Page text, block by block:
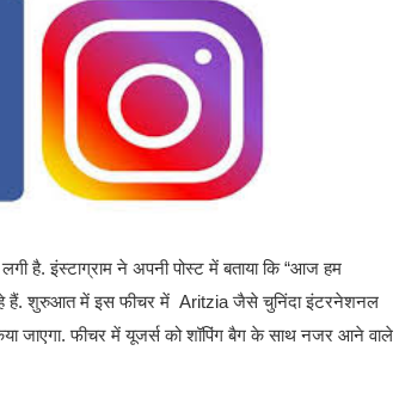
है. इंस्टाग्राम ने अपनी पोस्ट में बताया कि “आज हम
रहे हैं. शुरुआत में इस फीचर में Aritzia जैसे चुनिंदा इंटरनेशनल
जाएगा. फीचर में यूजर्स को शॉपिंग बैग के साथ नजर आने वाले